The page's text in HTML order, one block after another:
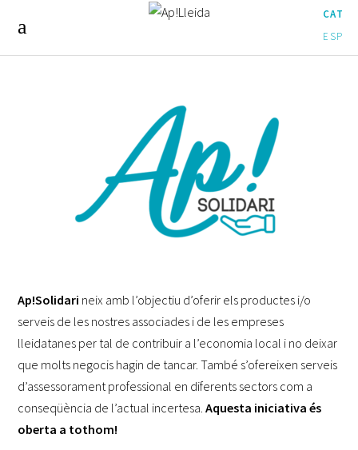
CAT
ESP
Ap!Solidari neix amb l’objectiu d’oferir els productes i/o
serveis de les nostres associades i de les empreses
lleidatanes per tal de contribuir a l’economia local i no deixar
que molts negocis hagin de tancar. També s’ofereixen serveis
d’assessorament professional en diferents sectors com a
conseqüència de l’actual incertesa.Aquesta iniciativa és
oberta a tothom!